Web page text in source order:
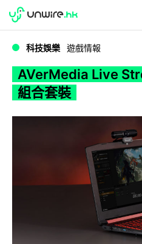
WWDC 2026
科技娛樂 遊戲情報
AVerMedia Live
組合套裝